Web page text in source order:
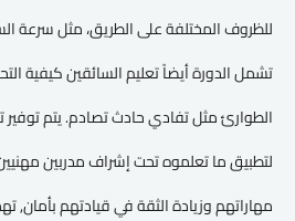
للظروف المختلفة على الطريق، مثل سرعة
تشمل الدورة أيضاً تعليم السائقين كيفية
الطوارئ مثل تفادي حادث تصادم. يتم توفير
لتطبيق ما تعلموه تحت إشراف مدربين
مهاراتهم وزيادة الثقة في قيادتهم بأمان,